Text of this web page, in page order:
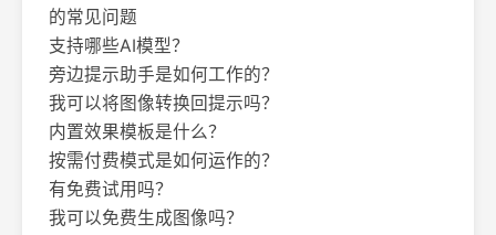
的常见问题
支持哪些AI模型？
旁边提示助手是如何工作的？
我可以将图像转换回提示吗？
内置效果模板是什么？
按需付费模式是如何运作的？
有免费试用吗？
我可以免费生成图像吗？